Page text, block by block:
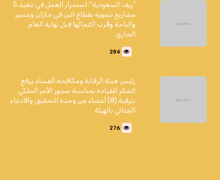
"ريف السعودية": استمرار العمل في تنفيذ 5
مشاريع تنموية بقطاع البن في جازان وعسير
والباحة وقُرب اكتمالها قبل نهاية العام
الجاري
284
رئيس هيئة الرقابة ومكافحة الفساد يرفع
الشكر للقيادة بمناسبة صدور الأمر الملكي
بترقية (8) أعضاء من وحدة التحقيق والادعاء
الجنائي بالهيئة
276